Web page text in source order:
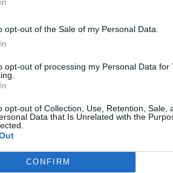
opt-out of the Sale of my Personal Data.
opt-out of processing my Personal Data for
opt-out of Collection, Use, Retention, Sale,
Data that Is Unrelated with the
CONFIRM
rappresenta una
Non abbiamo visto
semplice variazione
di un nuovo
combinare la forte
ricco ecosistema
drammatica con un
abbiamo iniziato a